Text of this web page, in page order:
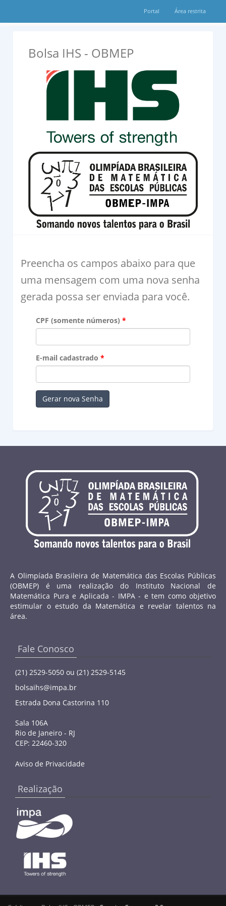
Portal Área restrita
Bolsa IHS - OBMEP
Preencha os campos abaixo para que
uma mensagem com uma nova senha
gerada possa ser enviada para você.
CPF (somente números)
E-mail cadastrado
Gerar nova Senha
A Olimpíada Brasileira de Matemática das Escolas Públicas
(OBMEP) é uma realização do Instituto Nacional de
Matemática Pura e Aplicada - IMPA - e tem como objetivo
estimular o estudo da Matemática e revelar talentos na
área.
Fale Conosco
(21) 2529-5050 ou (21) 2529-5145
bolsaihs@impa.br
Estrada Dona Castorina 110
Sala 106A
Rio de Janeiro - RJ
CEP: 22460-320
Aviso de Privacidade
Realização